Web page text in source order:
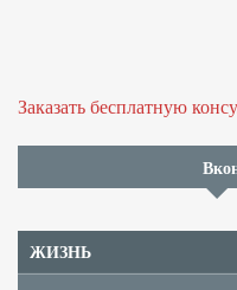
Заказать бесплатную
ЖИЗНЬ